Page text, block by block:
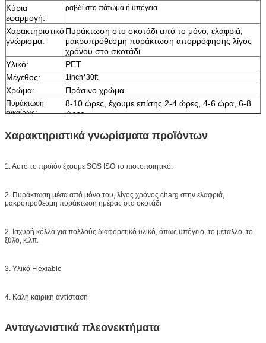
Κύρια
εφαρμογή:
ραβδί στο πάτωμα ή υπόγεια
Χαρακτηριστικό
γνώρισμα:
Πυράκτωση στο σκοτάδι από το μόνο, ελαφριά,
μακροπρόθεσμη πυράκτωση απορρόφησης λίγος
χρόνου στο σκοτάδι
Υλικό:
PET
Μέγεθος:
1inch*30ft
Χρώμα: Πράσινο χρώμα
Πυράκτωση
εγκαίρως:
8-10 ώρες, έχουμε επίσης 2-4 ώρες, 4-6 ώρα, 6-8
ώρες
Παράδοση
7 ημέρες, σύμφωνα με την ποσότητα διαταγής
Χαρακτηριστικά γνωρίσματα προϊόντων
1. Αυτό το προϊόν έχουμε SGS ISO το πιστοποιητικό.
2. Πυράκτωση μέσα από μόνο του, λίγος χρόνος charg στην ελαφριά,
μακροπρόθεσμη πυράκτωση ημέρας στο σκοτάδι
2. Ισχυρή κόλλα για πολλούς διαφορετικό υλικό, όπως υπόγειο, το μέταλλο, το
ξύλο, κ.λπ.
3. Υλικό Flexiable
4. Καλή καιρική αντίσταση
Ανταγωνιστικά πλεονεκτήματα